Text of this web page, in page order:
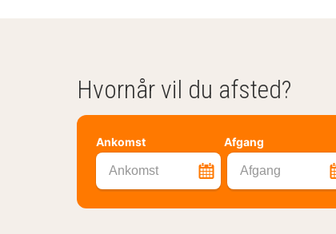
Hvornår vil du afsted?
Ankomst Afgang
Ankomst Afgang